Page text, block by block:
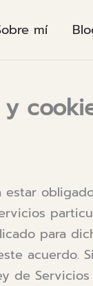
mí
para
acuerdo.
de